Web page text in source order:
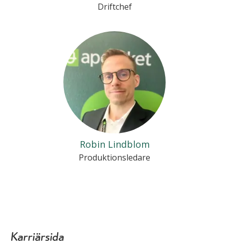
Driftchef
Robin Lindblom
Produktionsledare
Karriärsida